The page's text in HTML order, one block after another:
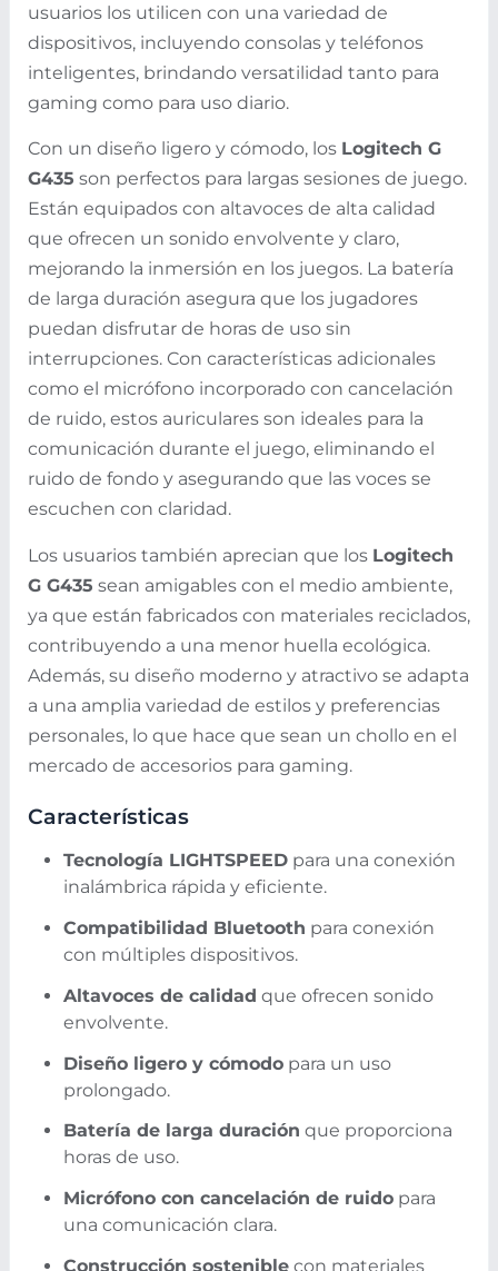
usuarios los utilicen con una variedad de
dispositivos, incluyendo consolas y teléfonos
inteligentes, brindando versatilidad tanto para
gaming como para uso diario.
Con un diseño ligero y cómodo, los Logitech G
G435 son perfectos para largas sesiones de juego.
Están equipados con altavoces de alta calidad
que ofrecen un sonido envolvente y claro,
mejorando la inmersión en los juegos. La batería
de larga duración asegura que los jugadores
puedan disfrutar de horas de uso sin
interrupciones. Con características adicionales
como el micrófono incorporado con cancelación
de ruido, estos auriculares son ideales para la
comunicación durante el juego, eliminando el
ruido de fondo y asegurando que las voces se
escuchen con claridad.
Los usuarios también aprecian que los Logitech
G G435 sean amigables con el medio ambiente,
ya que están fabricados con materiales reciclados,
contribuyendo a una menor huella ecológica.
Además, su diseño moderno y atractivo se adapta
a una amplia variedad de estilos y preferencias
personales, lo que hace que sean un chollo en el
mercado de accesorios para gaming.
Características
Tecnología LIGHTSPEED para una conexión
inalámbrica rápida y eficiente.
Compatibilidad Bluetooth para conexión
con múltiples dispositivos.
Altavoces de calidad que ofrecen sonido
envolvente.
Diseño ligero y cómodo para un uso
prolongado.
Batería de larga duración que proporciona
horas de uso.
Micrófono con cancelación de ruido para
una comunicación clara.
Construcción sostenible con materiales